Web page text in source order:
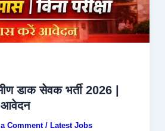
डाक सेवक भर्ती 2026 |
आवेदन
Comment / Latest Jobs